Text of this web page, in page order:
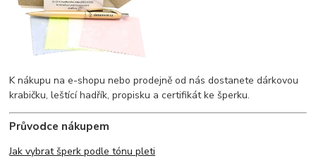
K nákupu na e-shopu nebo prodejně od nás dostanete dárkovou
krabičku, leštící hadřík, propisku a certifikát ke šperku.
Průvodce nákupem
Jak vybrat šperk podle tónu pleti